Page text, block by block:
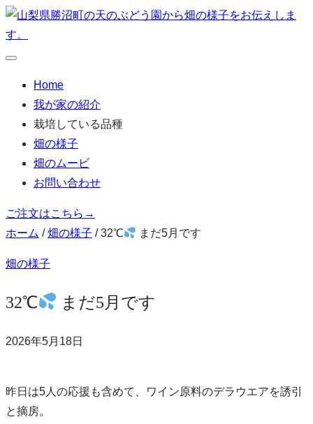
本
文
へ
メ
Home
我が家の紹介
栽培している品種
畑の様子
畑のムービ
お問い合わせ
ご注文はこちら →
ホーム / 畑の様子 / 32℃ まだ5月です
畑の様子
32℃ まだ5月です
2026年5月18日
昨日は5人の応援も含めて、ワイン原料のデラウエアを誘引
と摘房。